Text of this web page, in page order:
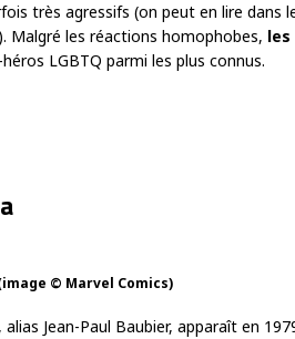
très agressifs (on peut en lire dans
). Malgré les réactions homophobes, les
LGBTQ parmi les plus connus.
© Marvel Comics)
, alias Jean-Paul Baubier, apparaît en